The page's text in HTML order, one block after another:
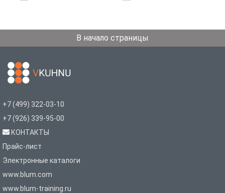
В начало страницы
+7 (499) 322-03-10
+7 (926) 339-95-00
КОНТАКТЫ
Прайс-лист
Электронные каталоги
www.blum.com
www.blum-training.ru